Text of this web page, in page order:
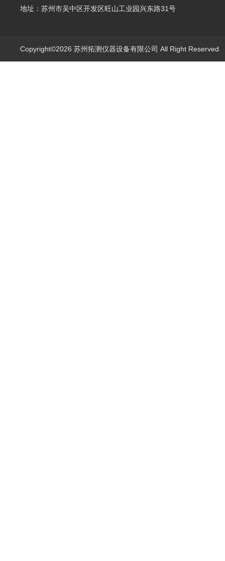
地址：苏州市吴中区开发区旺山工业园兴东路31号
Copyright©2026 苏州拓测仪器设备有限公司 All Right